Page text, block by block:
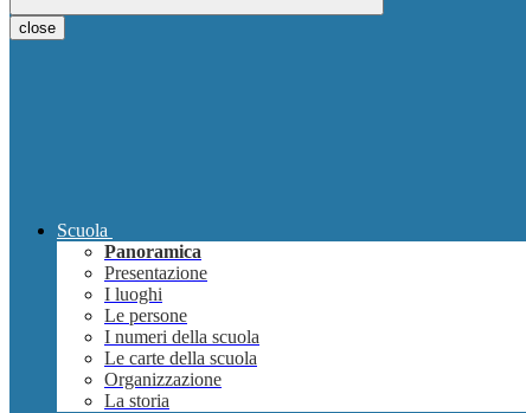
close
Scuola
Panoramica
Presentazione
I luoghi
Le persone
I numeri della scuola
Le carte della scuola
Organizzazione
La storia